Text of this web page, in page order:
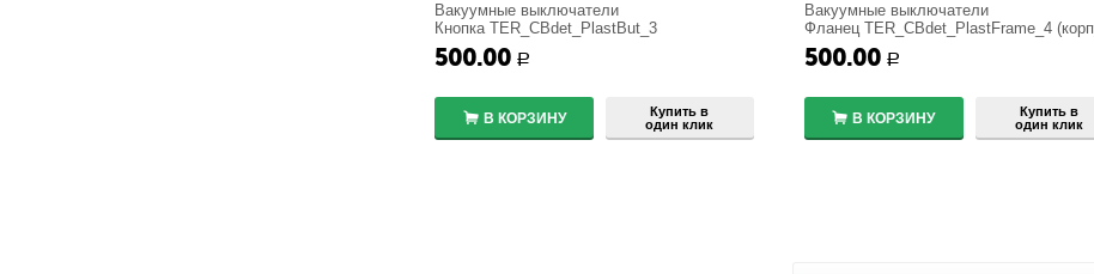
Вакуумные выключатели
Кнопка TER_CBdet_PlastBut_3
500.00 Р
В КОРЗИНУ
Купить в
один клик
Вакуумные выключатели
Фланец TER_CBdet_PlastFrame_4
для кнопки)
500.00 Р
В КОРЗИНУ
Купить в
один клик